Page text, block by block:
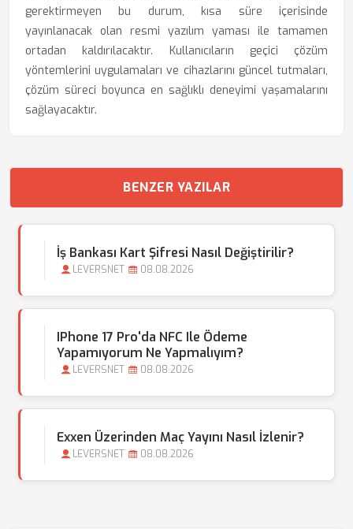
gerektirmeyen bu durum, kısa süre içerisinde
yayınlanacak olan resmi yazılım yaması ile tamamen
ortadan kaldırılacaktır. Kullanıcıların geçici çözüm
yöntemlerini uygulamaları ve cihazlarını güncel tutmaları,
çözüm süreci boyunca en sağlıklı deneyimi yaşamalarını
sağlayacaktır.
BENZER YAZILAR
İş Bankası Kart Şifresi Nasıl Değiştirilir?
LEVERSNET 08.08.2026
IPhone 17 Pro'da NFC Ile Ödeme
Yapamıyorum Ne Yapmalıyım?
LEVERSNET 08.08.2026
Exxen Üzerinden Maç Yayını Nasıl İzlenir?
LEVERSNET 08.08.2026